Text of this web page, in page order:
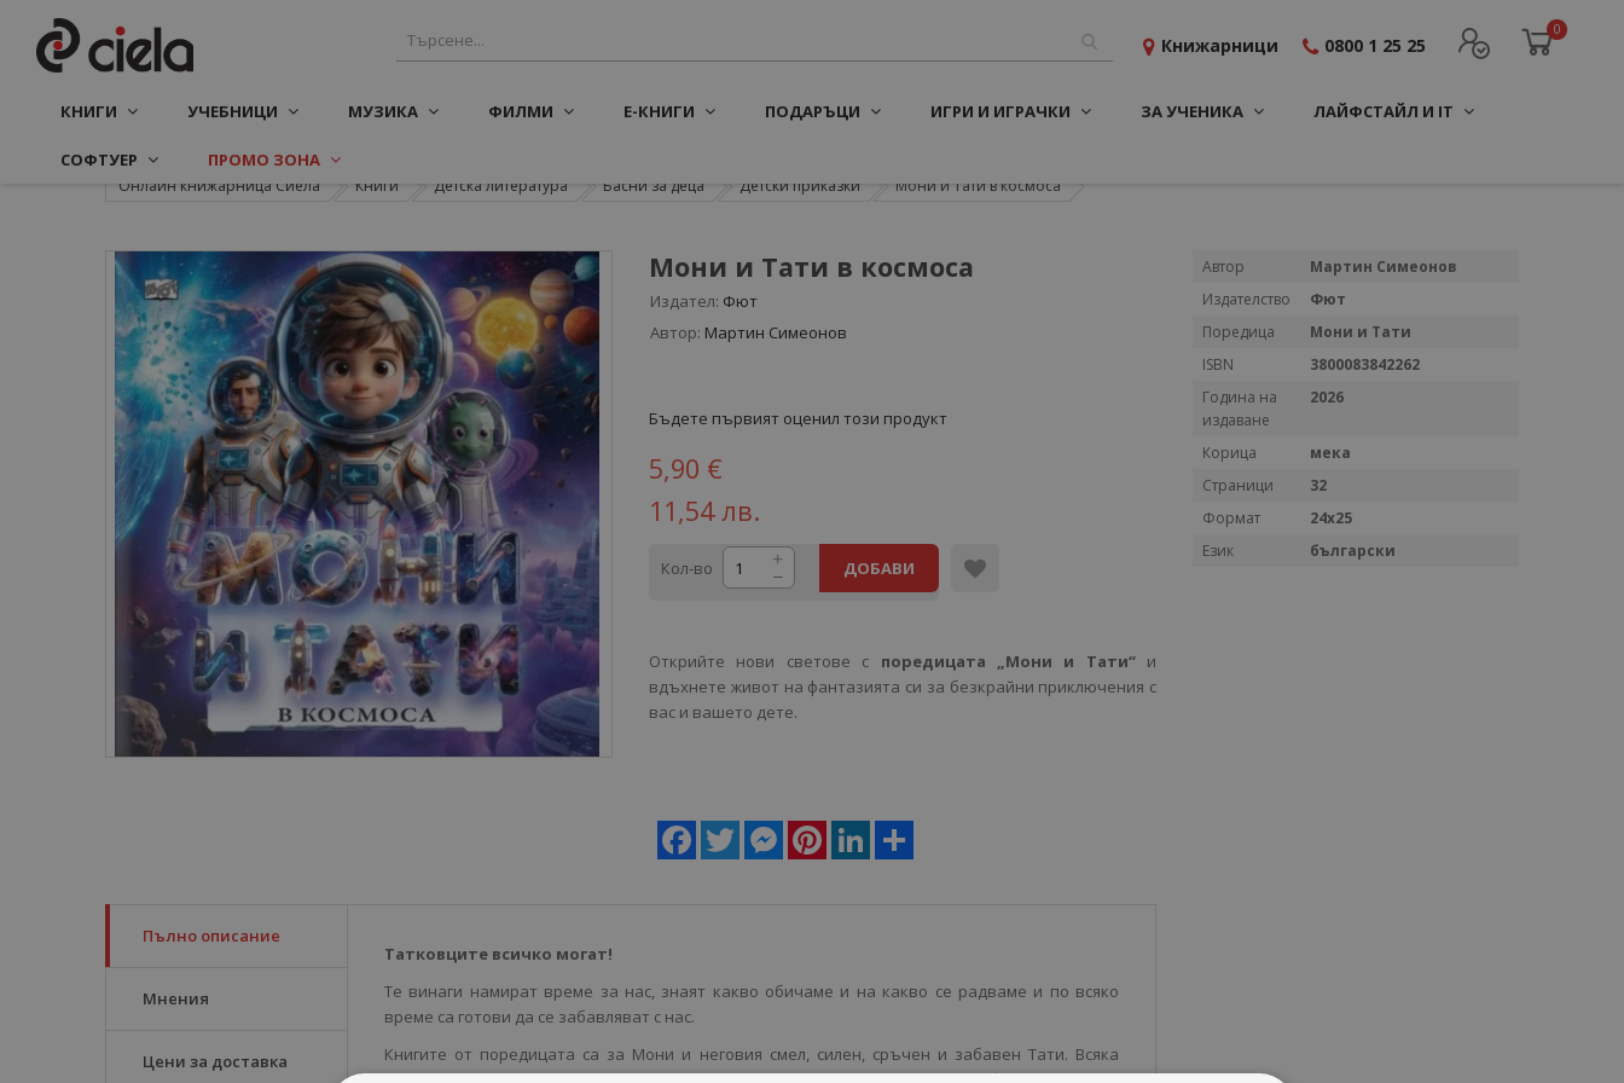
0
Книжарници 0800 1 25 25
КНИГИ УЧЕБНИЦИ МУЗИКА ФИЛМИ Е-КНИГИ ПОДАРЪЦИ ИГРИ И ИГРАЧКИ ЗА УЧЕНИКА ЛАЙФСТАЙЛ И IT
СОФТУЕР ПРОМО ЗОНА
Онлайн книжарница Сиела Книги Детска литература Басни за деца Детски приказки Мони и Тати в космоса
Мони и Тати в космоса
Издател: Фют
Автор: Мартин Симеонов
Бъдете първият оценил този продукт
5,90 €
11,54 лв.
Кол-во ДОБАВИ
Открийте нови светове с поредицата „Мони и Тати“ и
вдъхнете живот на фантазията си за безкрайни приключения с
вас и вашето дете.
Facebook
Twitter MessengerPinterestLinkedIn
Пълно описание
Мнения
Цени за доставка
Татковците всичко могат!
Те винаги намират време за нас, знаят какво обичаме и на какво се радваме и по всяко
време са готови да се забавляват с нас.
Книгите от поредицата са за Мони и неговия смел, силен, сръчен и забавен Тати. Всяка
Повече
Автор
Мартин Симеонов
Издателство
Фют
Поредица
Мони и Тати
ISBN
3800083842262
Година на
издаване
2026
Корица
мека
Страници
32
Формат
24х25
Език
български